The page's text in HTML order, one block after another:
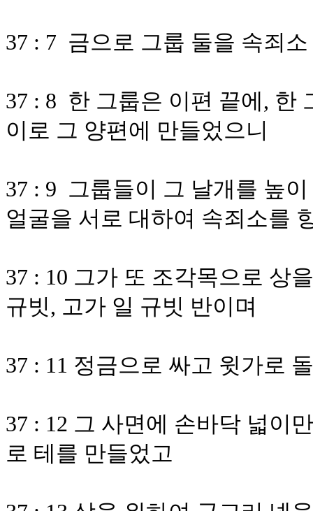
37 : 7 금으로 그룹 둘을 속죄
37 : 8 한 그룹은 이편 끝에, 한
이로 그 양편에 만들었으니
37 : 9 그룹들이 그 날개를 높
얼굴을 서로 대하여 속죄소를
37 : 10 그가 또 조각목으로 상
규빗, 고가 일 규빗 반이며
37 : 11 정금으로 싸고 윗가로
37 : 12 그 사면에 손바닥 넓이
로 테를 만들었고